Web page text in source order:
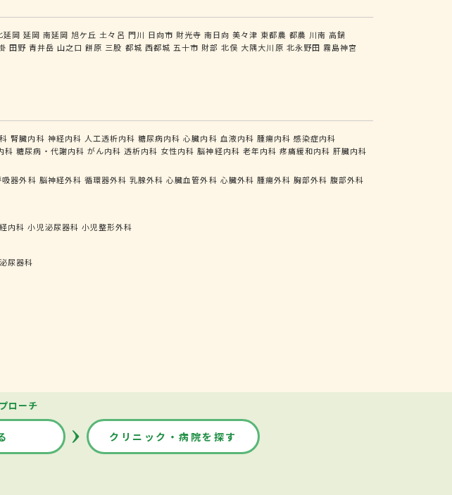
延岡 延岡 南延岡 旭ケ丘 土々呂 門川 日向市 財光寺 南日向 美々津 東都農 都農 川南 高鍋
田野 青井岳 山之口 餅原 三股 都城 西都城 五十市 財部 北俣 大隅大川原 北永野田 霧島神宮
腎臓内科 神経内科 人工透析内科 糖尿病内科 心臓内科 血液内科 腫瘍内科 感染症内科
科 糖尿病・代謝内科 がん内科 透析内科 女性内科 脳神経内科 老年内科 疼痛緩和内科 肝臓内科
吸器外科 脳神経外科 循環器外科 乳腺外科 心臓血管外科 心臓外科 腫瘍外科 胸部外科 腹部外科
内科 小児泌尿器科 小児整形外科
尿器科
ローチ
クリニック・病院を探す